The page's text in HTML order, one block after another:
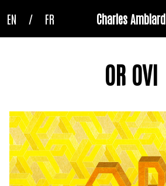
Charles Amblard
EN / FR
OR OVI